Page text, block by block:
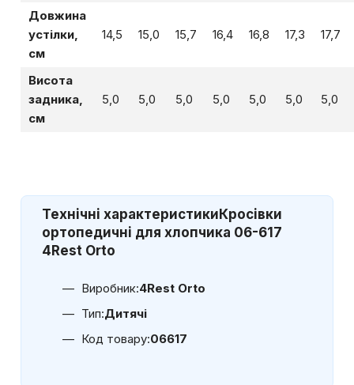
Довжина
устілки,
см
14,5 15,0 15,7 16,4 16,8 17,3 17,7
Висота
задника,
см
5,0 5,0 5,0 5,0 5,0 5,0 5,0
Технічні характеристикиКросівки
ортопедичні для хлопчика 06-617
4Rest Orto
Виробник:4Rest Orto
Тип:Дитячі
Код товару:06617